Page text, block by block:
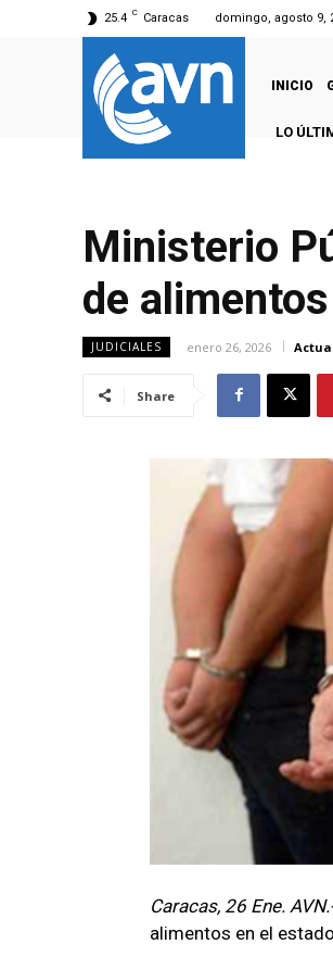
25.4 C Caracas domingo, agosto 9,
INICIO
LO
Ministerio
de
JUDICIALES enero 26, 2026
Share
Caracas, 26 Ene.
alimentos en el